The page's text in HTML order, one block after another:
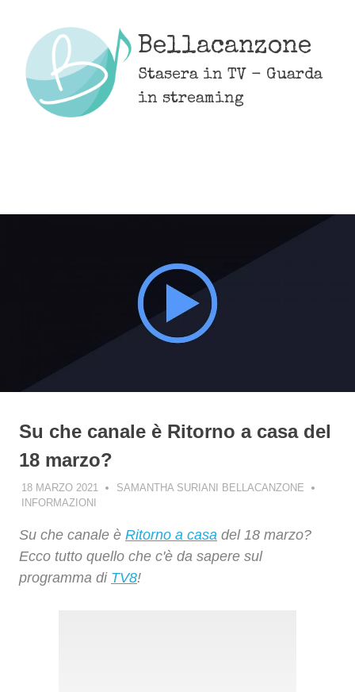
content
Bellacanzone
Stasera in TV - Guarda
in streaming
Su che canale è Ritorno a casa del
18 marzo?
18 MARZO 2021
SAMANTHA SURIANI BELLACANZONE
INFORMAZIONI
Su che canale è Ritorno a casa del 18 marzo?
Ecco tutto quello che c'è da sapere sul
programma di TV8!